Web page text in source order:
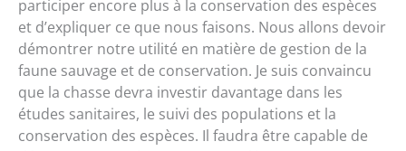
participer encore plus à la conservation des espèces
et d’expliquer ce que nous faisons. Nous allons devoir
démontrer notre utilité en matière de gestion de la
faune sauvage et de conservation. Je suis convaincu
que la chasse devra investir davantage dans les
études sanitaires, le suivi des populations et la
conservation des espèces. Il faudra être capable de